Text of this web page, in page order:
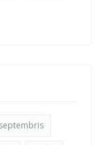
septembris